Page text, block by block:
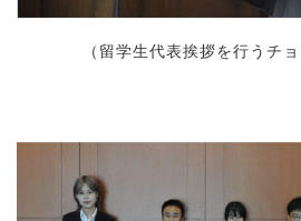
（留学生代表挨拶を行うチ